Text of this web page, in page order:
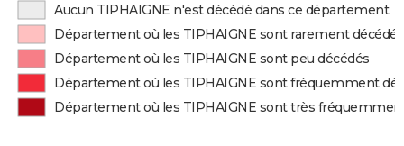
Aucun TIPHAIGNE n'est décédé dans ce département
Département où les TIPHAIGNE sont rarement décédés
Département où les TIPHAIGNE sont peu décédés
Département où les TIPHAIGNE sont fréquemment
Département où les TIPHAIGNE sont très